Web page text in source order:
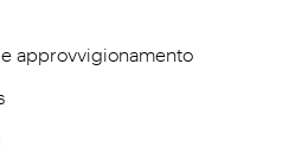
approvvigionamento